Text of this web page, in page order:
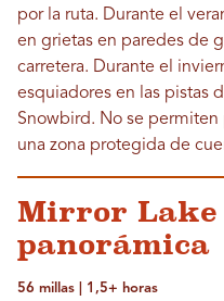
por la ruta. Durante el
en grietas en paredes de
carretera. Durante el
esquiadores en las pistas
Snowbird. No se permiten
una zona protegida de
Mirror Lake
panorámica
56 millas | 1,5+ horas